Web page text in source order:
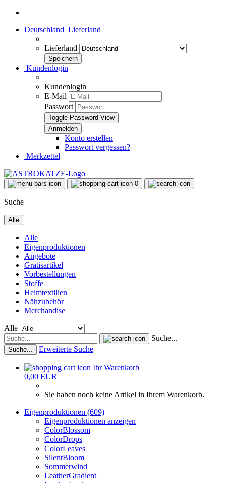
Deutschland Lieferland
Lieferland
Kundenlogin
Kundenlogin
E-Mail
Passwort
Toggle Password View
Konto erstellen
Passwort vergessen?
Merkzettel
0
Suche
Alle
Alle
Eigenproduktionen
Angebote
Gratisartikel
Vorbestellungen
Stoffe
Heimtextilien
Nähzubehör
Merchandise
Alle
Suche...
Suche... Erweiterte Suche
Ihr Warenkorb
0,00 EUR
Sie haben noch keine Artikel in Ihrem Warenkorb.
Eigenproduktionen (609)
Eigenproduktionen anzeigen
ColorBlossom
ColorDrops
ColorLeaves
SilentBloom
Sommerwind
LeatherGradient